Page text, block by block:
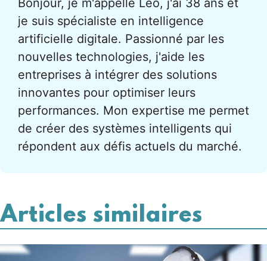
je suis spécialiste en intelligence
artificielle digitale. Passionné par les
nouvelles technologies, j'aide les
entreprises à intégrer des solutions
innovantes pour optimiser leurs
performances. Mon expertise me permet
de créer des systèmes intelligents qui
répondent aux défis actuels du marché.
Articles similaires